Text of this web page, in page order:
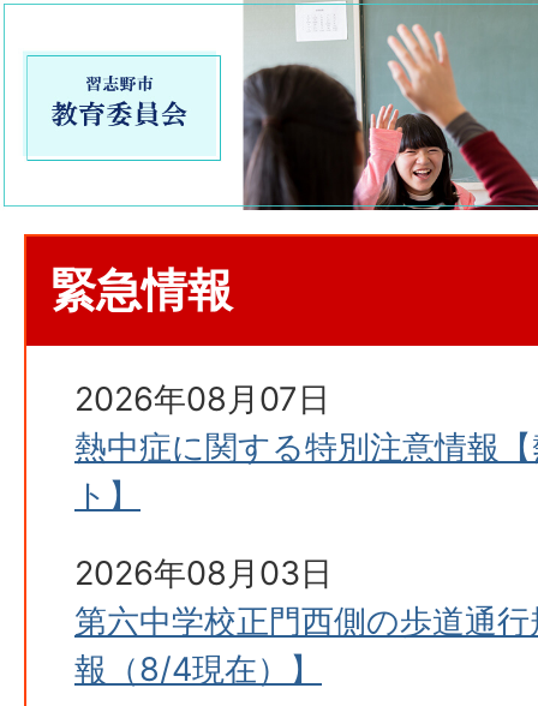
緊急情報
2026年08月07日
熱中症に関する特別注意情報
ト】
2026年08月03日
第六中学校正門西側の歩道通
報（8/4現在）】